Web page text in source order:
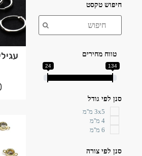
חיפוש טקסט
טווח מחירים
24 134
סנן לפי גודל
3x5 מ''מ
4 מ''מ
6 מ''מ
סנן לפי צורה